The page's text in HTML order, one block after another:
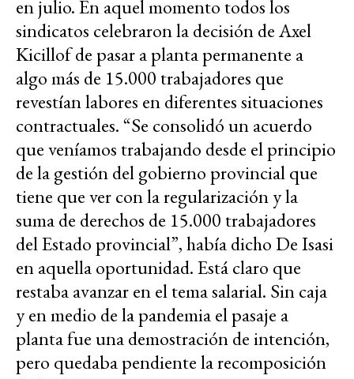
en julio. En aquel momento todos los
sindicatos celebraron la decisión de Axel
Kicillof de pasar a planta permanente a
algo más de 15.000 trabajadores que
revestían labores en diferentes situaciones
contractuales. “Se consolidó un acuerdo
que veníamos trabajando desde el principio
de la gestión del gobierno provincial que
tiene que ver con la regularización y la
suma de derechos de 15.000 trabajadores
del Estado provincial”, había dicho De Isasi
en aquella oportunidad. Está claro que
restaba avanzar en el tema salarial. Sin caja
y en medio de la pandemia el pasaje a
planta fue una demostración de intención,
pero quedaba pendiente la recomposición